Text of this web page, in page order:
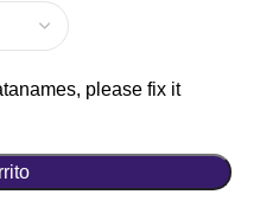
please fix it